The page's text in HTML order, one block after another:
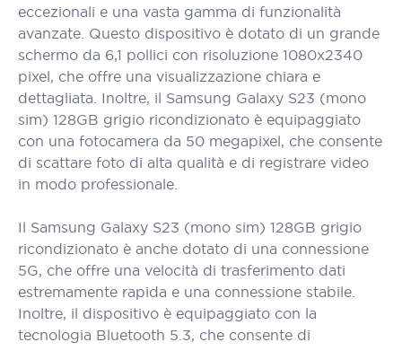
eccezionali e una vasta gamma di funzionalità
avanzate. Questo dispositivo è dotato di un grande
schermo da 6,1 pollici con risoluzione 1080x2340
pixel, che offre una visualizzazione chiara e
dettagliata. Inoltre, il Samsung Galaxy S23 (mono
sim) 128GB grigio ricondizionato è equipaggiato
con una fotocamera da 50 megapixel, che consente
di scattare foto di alta qualità e di registrare video
in modo professionale.
Il Samsung Galaxy S23 (mono sim) 128GB grigio
ricondizionato è anche dotato di una connessione
5G, che offre una velocità di trasferimento dati
estremamente rapida e una connessione stabile.
Inoltre, il dispositivo è equipaggiato con la
tecnologia Bluetooth 5.3, che consente di